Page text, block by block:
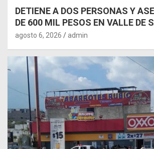
DETIENE A DOS PERSONAS Y
DE 600 MIL PESOS EN VALLE DE
agosto 6, 2026 admin